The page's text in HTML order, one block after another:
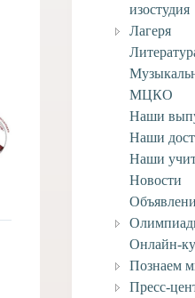
изостудия
Лагеря
МЦКО
Наши
Наши
Наши
Новости
Онлайн-
Познаем
Пресс-